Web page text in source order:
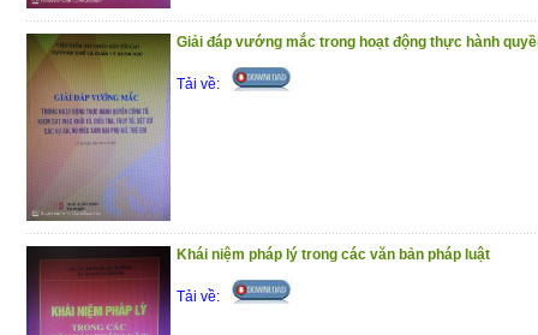
Giải đáp vướng mắc trong hoạt động thực hành
Tải về:
Khái niệm pháp lý trong các văn bản pháp luật
Tải về: